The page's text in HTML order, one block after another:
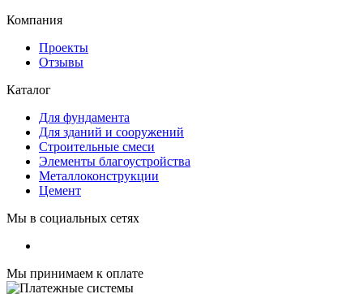
Компания
Проекты
Отзывы
Каталог
Для фундамента
Для зданий и сооружений
Строительные смеси
Элементы благоустройства
Металлоконструкции
Цемент
Мы в социальных сетях
Мы принимаем к оплате